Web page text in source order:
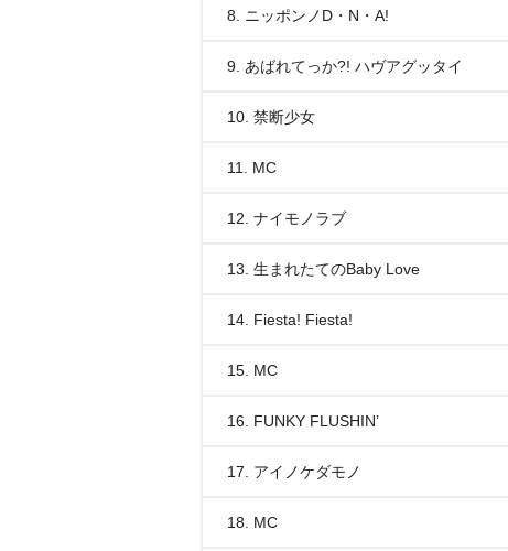
8. ニッポンノD・N・A!
9. あばれてっか?! ハヴアグッタイ
10. 禁断少女
11. MC
12. ナイモノラブ
13. 生まれたてのBaby Love
14. Fiesta! Fiesta!
15. MC
16. FUNKY FLUSHIN’
17. アイノケダモノ
18. MC